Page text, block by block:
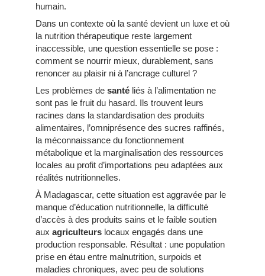
humain.
Dans un contexte où la santé devient un luxe et où
la nutrition thérapeutique reste largement
inaccessible, une question essentielle se pose :
comment se nourrir mieux, durablement, sans
renoncer au plaisir ni à l’ancrage culturel ?
Les problèmes de santé liés à l’alimentation ne
sont pas le fruit du hasard. Ils trouvent leurs
racines dans la standardisation des produits
alimentaires, l’omniprésence des sucres raffinés,
la méconnaissance du fonctionnement
métabolique et la marginalisation des ressources
locales au profit d’importations peu adaptées aux
réalités nutritionnelles.
À Madagascar, cette situation est aggravée par le
manque d’éducation nutritionnelle, la difficulté
d’accès à des produits sains et le faible soutien
aux agriculteurs locaux engagés dans une
production responsable. Résultat : une population
prise en étau entre malnutrition, surpoids et
maladies chroniques, avec peu de solutions